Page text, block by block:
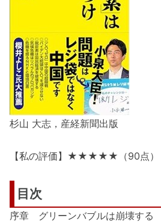
杉山 大志，産経新聞出版
【私の評価】★★★★★（90点）
目次
序章 グリーンバブルは崩壊する